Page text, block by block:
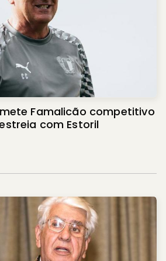
Famalicão competitivo
com Estoril